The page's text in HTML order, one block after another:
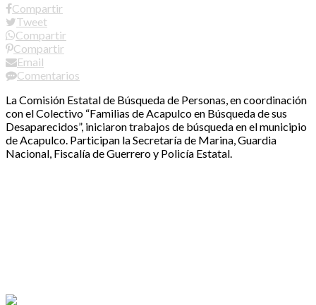
Compartir
Tweet
Compartir
Compartir
Email
Comentarios
La Comisión Estatal de Búsqueda de Personas, en coordinación
con el Colectivo “Familias de Acapulco en Búsqueda de sus
Desaparecidos”, iniciaron trabajos de búsqueda en el municipio
de Acapulco. Participan la Secretaría de Marina, Guardia
Nacional, Fiscalía de Guerrero y Policía Estatal.